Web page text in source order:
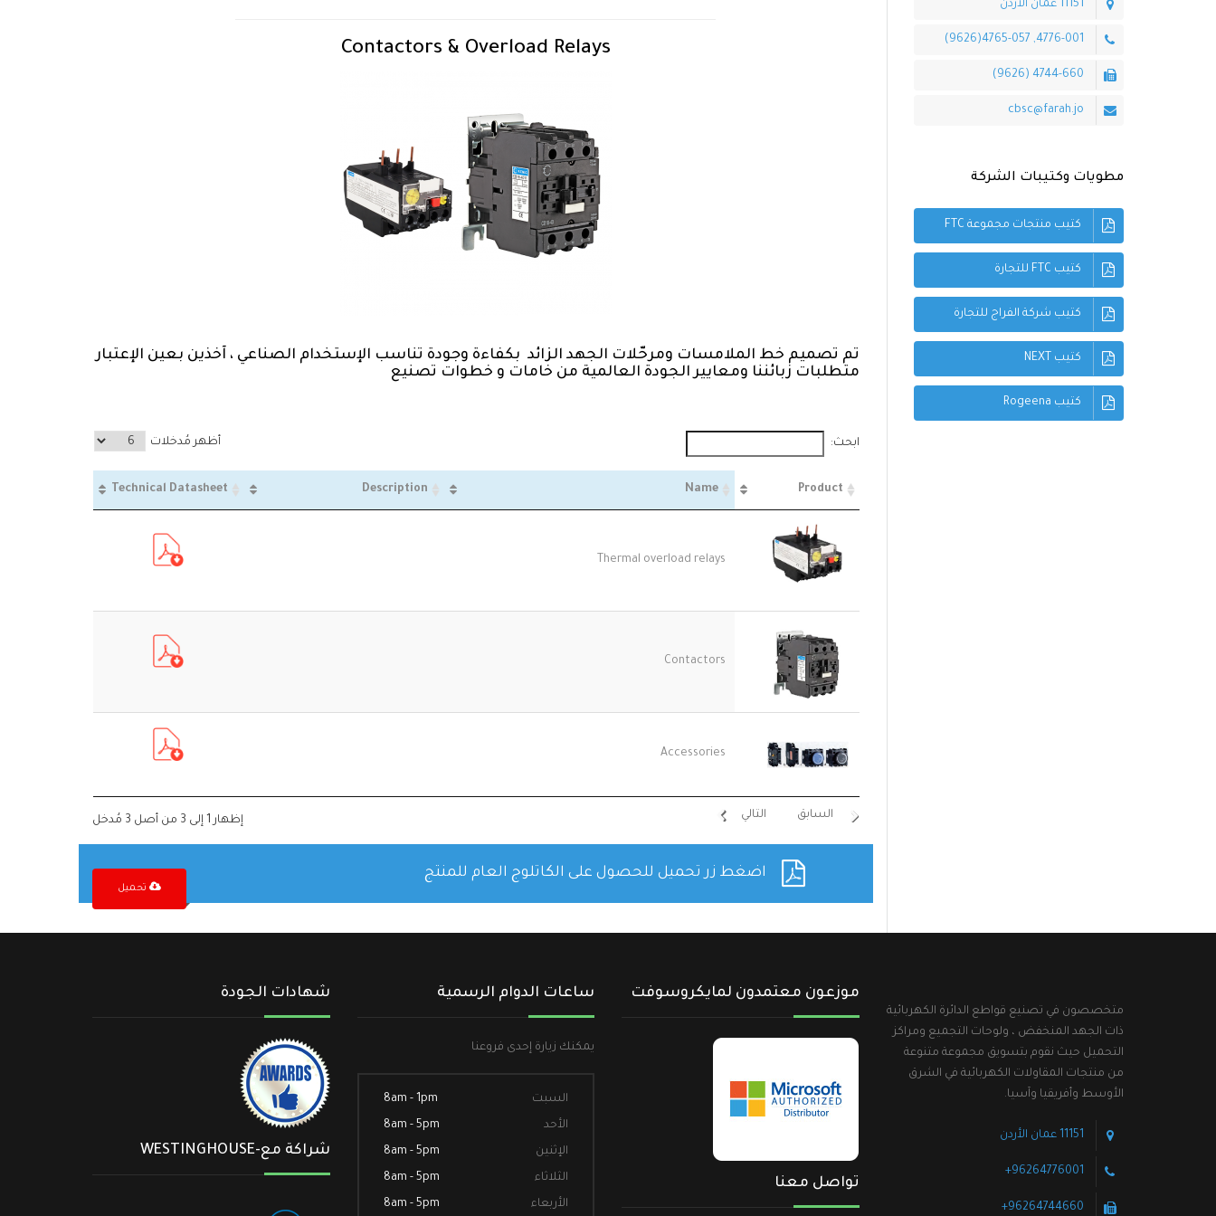
11151 عمان الأردن
4776-001, 4765-057(9626)
4744-660 (9626)
cbsc@farah.jo
مطويات وكتيبات الشركة
كتيب منتجات مجموعة FTC
كتيب FTC للتجارة
كتيب شركة الفراج للتجارة
كتيب NEXT
كتيب Rogeena
Contactors & Overload Relays
تم تصميم خط الملامسات ومرحّلات الجهد الزائد بكفاءة وجودة تناسب الإستخدام الصناعي ، آخذين بعين الإعتبار
متطلبات زبائننا ومعايير الجودة العالمية من خامات و خطوات تصنيع
أظهر مُدخلات ابحث:
Product
Name
Description
Technical Datasheet
Thermal overload relays
Contactors
Accessories
إظهار 1 إلى 3 من أصل 3 مُدخل السابق التالي
اضغط زر تحميل للحصول على الكاتلوج العام للمنتج
تحميل
متخصصون في تصنيع قواطع الدائرة الكهربائية
ذات الجهد المنخفض ، ولوحات التجميع ومراكز
التحميل حيث نقوم بتسويق مجموعة متنوعة
من منتجات المقاولات الكهربائية في الشرق
الأوسط وأفريقيا وآسيا.
11151 عمان الأردن
96264776001+
96264744660+
موزعون معتمدون لمايكروسوفت
تواصل معنا
ساعات الدوام الرسمية
يمكنك زيارة إحدى فروعنا
السبت 8am - 1pm
الأحد 8am - 5pm
الإثنين 8am - 5pm
الثلاثاء 8am - 5pm
الأربعاء 8am - 5pm
شهادات الجودة
شراكة مع-WESTINGHOUSE